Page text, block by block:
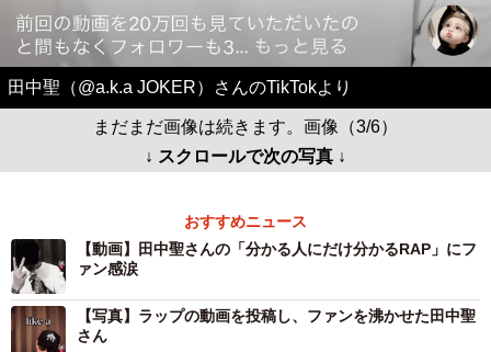
田中聖（@a.k.a JOKER）さんのTikTokより
まだまだ画像は続きます。画像（3/6）
↓ スクロールで次の写真 ↓
おすすめニュース
【動画】田中聖さんの「分かる人にだけ分かるRAP」にフ
ァン感涙
【写真】ラップの動画を投稿し、ファンを沸かせた田中聖
さん